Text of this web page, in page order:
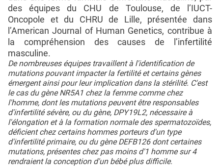
des équipes du CHU de Toulouse, de l’IUCT-
Oncopole et du CHRU de Lille, présentée dans
l’American Journal of Human Genetics, contribue à
la compréhension des causes de l’infertilité
masculine.
De nombreuses équipes travaillent à l'identification de
mutations pouvant impacter la fertilité et certains gènes
émergent ainsi pour leur implication dans la stérilité. C'est
le cas du gène NR5A1 chez la femme comme chez
l'homme, dont les mutations peuvent être responsables
d'infertilité sévère, ou du gène, DPY19L2, nécessaire à
l'élongation et à la formation normale des spermatozoïdes,
déficient chez certains hommes porteurs d'un type
d'infertilité primaire, ou du gène DEFB126 dont certaines
mutations, présentes chez pas moins d'1 homme sur 4
rendraient la conception d'un bébé plus difficile.